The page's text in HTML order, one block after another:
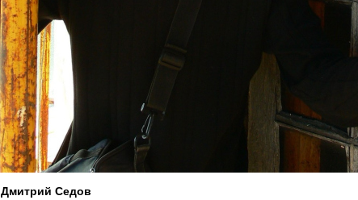
Дмитрий Седов